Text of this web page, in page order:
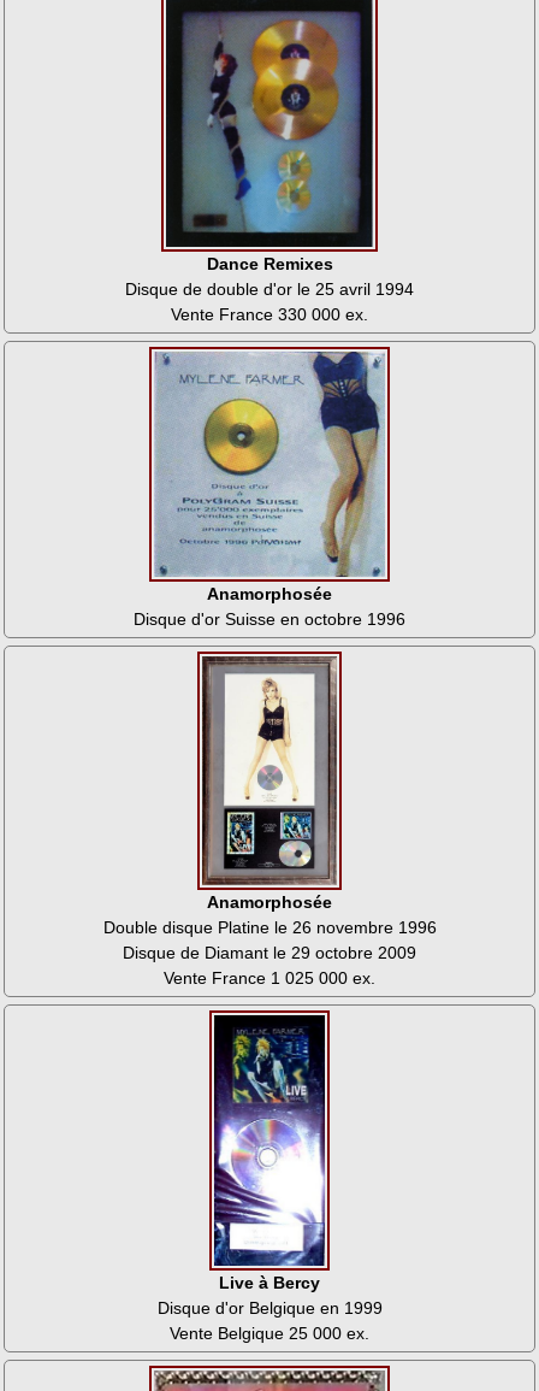
Dance Remixes
Disque de double d'or le 25 avril 1994
Vente France 330 000 ex.
Anamorphosée
Disque d'or Suisse en octobre 1996
Anamorphosée
Double disque Platine le 26 novembre 1996
Disque de Diamant le 29 octobre 2009
Vente France 1 025 000 ex.
Live à Bercy
Disque d'or Belgique en 1999
Vente Belgique 25 000 ex.